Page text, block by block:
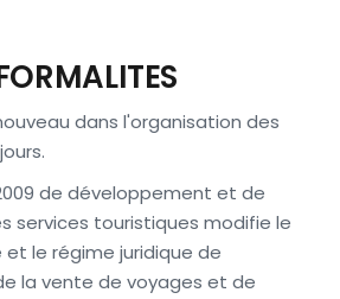
dans l'organisation des
de développement et de
services touristiques modifie le
le régime juridique de
la vente de voyages et de